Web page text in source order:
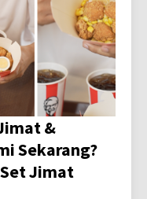
&
Sekarang?
Jimat